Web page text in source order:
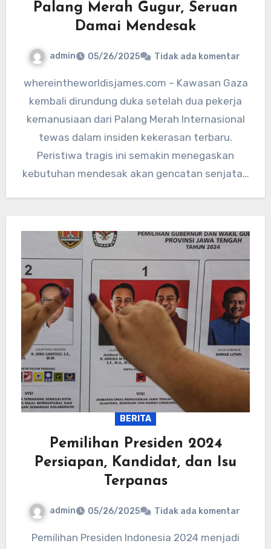
Palang Merah Gugur, Seruan
Damai Mendesak
admin 05/26/2025 Tidak ada komentar
whereintheworldisjames.com – Kawasan Gaza
kembali dirundung duka setelah dua pekerja
kemanusiaan dari Palang Merah Internasional
tewas dalam insiden kekerasan terbaru.
Peristiwa tragis ini semakin menegaskan
kebutuhan mendesak akan gencatan senjata…
BERITA
Pemilihan Presiden 2024
Persiapan, Kandidat, dan Isu
Terpanas
admin 05/26/2025 Tidak ada komentar
Pemilihan Presiden Indonesia 2024 menjadi